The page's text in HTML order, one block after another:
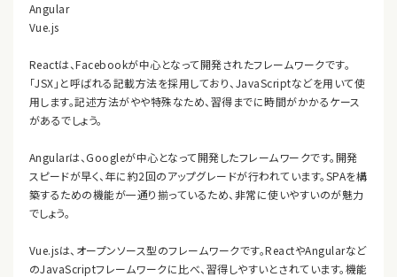
Angular
Vue.js
Reactは、Facebookが中心となって開発されたフレームワークです。
「JSX」と呼ばれる記載方法を採用しており、JavaScriptなどを用いて使
用します。記述方法がやや特殊なため、習得までに時間がかかるケース
があるでしょう。
Angularは、Googleが中心となって開発したフレームワークです。開発
スピードが早く、年に約2回のアップグレードが行われています。SPAを構
築するための機能が一通り揃っているため、非常に使いやすいのが魅力
でしょう。
Vue.jsは、オープンソース型のフレームワークです。ReactやAngularなど
のJavaScriptフレームワークに比べ、習得しやすいとされています。機能